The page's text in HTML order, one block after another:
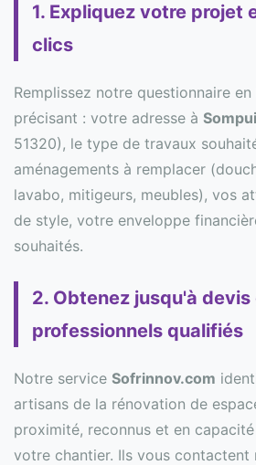
1. Expliquez votre projet
clics
Remplissez notre questionnaire
précisant : votre adresse à
51320), le type de travaux
aménagements à remplacer
lavabo, mitigeurs, meubles), vos
de style, votre enveloppe
souhaités.
2. Obtenez jusqu'à
professionnels qualifiés
Notre service Sofrinnov.com
artisans de la rénovation de
proximité, reconnus et en
votre chantier. Ils vous contactent